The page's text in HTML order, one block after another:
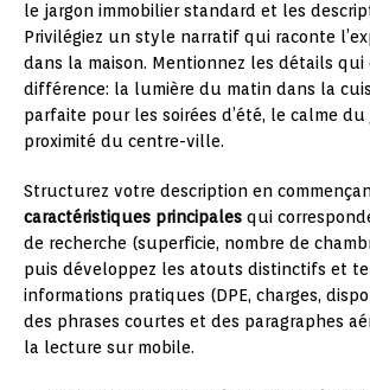
le jargon immobilier standard et les
Privilégiez un style narratif qui raconte
dans la maison. Mentionnez les détails
différence: la lumière du matin dans la
parfaite pour les soirées d’été, le calme
proximité du centre-ville.
Structurez votre description en
caractéristiques principales qui
de recherche (superficie, nombre de
puis développez les atouts distinctifs et
informations pratiques (DPE, charges,
des phrases courtes et des paragraphes
la lecture sur mobile.